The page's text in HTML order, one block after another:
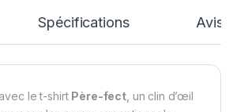
Spécifications Avis
le t-shirt Père-fect , un clin d’œil